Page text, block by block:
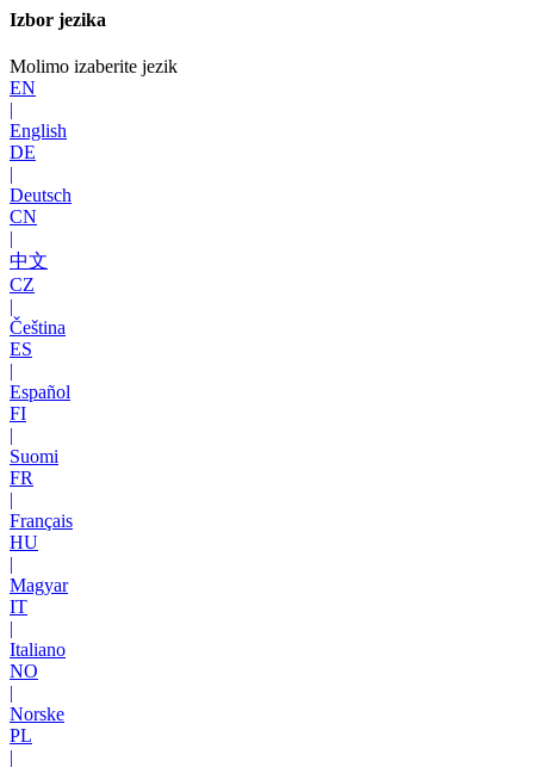
Izbor jezika
Molimo izaberite jezik
EN
|
English
DE
|
Deutsch
CN
|
中文
CZ
|
Čeština
ES
|
Español
FI
|
Suomi
FR
|
Français
HU
|
Magyar
IT
|
Italiano
NO
|
Norske
PL
|